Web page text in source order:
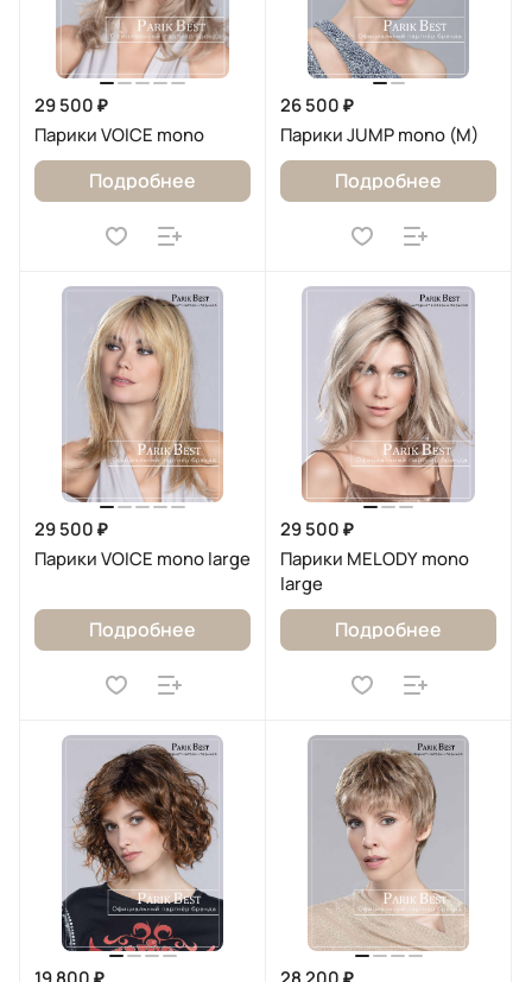
29 500 ₽
Парики VOICE mono
Подробнее
26 500 ₽
Парики JUMP mono (M)
Подробнее
29 500 ₽
Парики VOICE mono large
Подробнее
29 500 ₽
Парики MELODY mono
large
Подробнее
19 800 ₽ 28 200 ₽